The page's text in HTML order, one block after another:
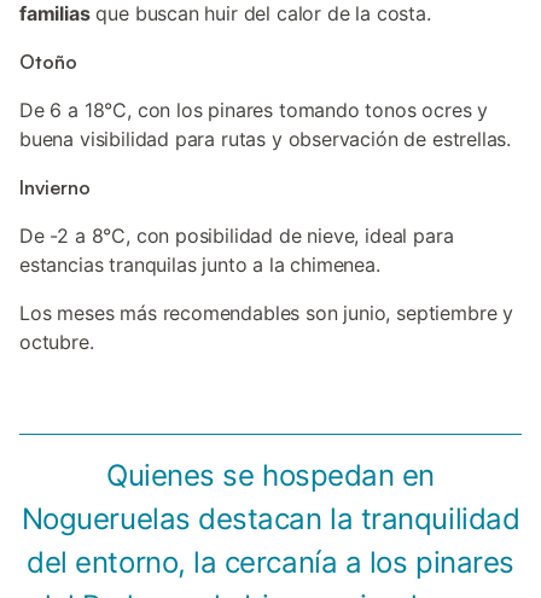
familiasque buscan huir del calor de la costa.
Otoño
De 6 a 18°C, con los pinares tomando tonos ocres y
buena visibilidad para rutas y observación de estrellas.
Invierno
De -2 a 8°C, con posibilidad de nieve, ideal para
estancias tranquilas junto a la chimenea.
Los meses más recomendables son junio, septiembre y
octubre.
Quienes se hospedan en
Nogueruelas destacan la tranquilidad
del entorno, la cercanía a los pinares